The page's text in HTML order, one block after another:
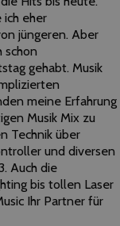
eher
jüngeren. Aber
schon
gehabt. Musik
meine Erfahrung
Musik Mix zu
Technik über
und diversen
Auch die
bis tollen Laser
Ihr Partner für